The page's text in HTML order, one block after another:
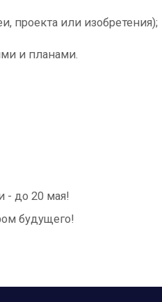
проекта или изобретения);
и планами.
- до 20 мая!
будущего!